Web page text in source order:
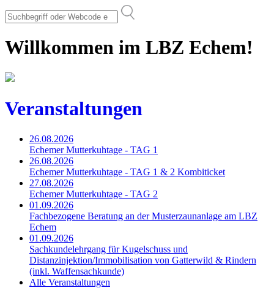
Willkommen im LBZ Echem!
Veranstaltungen
26.08.2026
Echemer Mutterkuhtage - TAG 1
26.08.2026
Echemer Mutterkuhtage - TAG 1 & 2 Kombiticket
27.08.2026
Echemer Mutterkuhtage - TAG 2
01.09.2026
Fachbezogene Beratung an der Musterzaunanlage am LBZ
Echem
01.09.2026
Sachkundelehrgang für Kugelschuss und
Distanzinjektion/Immobilisation von Gatterwild & Rindern
(inkl. Waffensachkunde)
Alle Veranstaltungen